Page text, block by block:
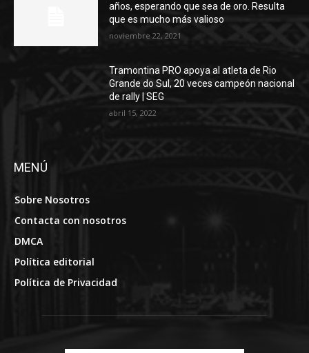
años, esperando que sea de oro. Resulta
que es mucho más valioso
noviembre 22, 2021
Tramontina PRO apoya al atleta de Rio
Grande do Sul, 20 veces campeón nacional
de rally | SEG
abril 15, 2022
MENÚ
Sobre Nosotros
Contacta con nosotros
DMCA
Política editorial
Política de Privacidad